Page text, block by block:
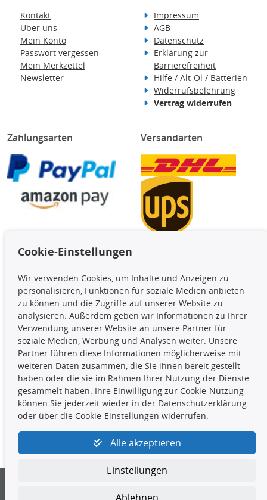
Kontakt
Über uns
Mein Konto
Passwort vergessen
Mein Merkzettel
Newsletter
Impressum
AGB
Datenschutz
Erklärung zur
Barrierefreiheit
Hilfe / Alt-Öl / Batterien
Widerrufsbelehrung
Vertrag widerrufen
Zahlungsarten Versandarten
Die hier angezeigten Daten,
insbesondere die gesamte Datenbank,
dürfen nicht kopiert werden. Es ist zu
unterlassen, die Daten oder die gesamte Datenbank ohne
vorherige Zustimmung TecDocs zu vervielfältigen, zu
verbreiten und/oder diese Handlungen durch Dritte ausführen
zu lassen. Ein Zuwiderhandeln stellt eine
Urheberrechtsverletzung dar und wird verfolgt.
Kontakt
kundenservice@4yourcar.de
Cookie-Einstellungen
Wir verwenden Cookies, um Inhalte und Anzeigen zu
personalisieren, Funktionen für soziale Medien anbieten
zu können und die Zugriffe auf unserer Website zu
analysieren. Außerdem geben wir Informationen zu Ihrer
Verwendung unserer Website an unsere Partner für
soziale Medien, Werbung und Analysen weiter. Unsere
Partner führen diese Informationen möglicherweise mit
weiteren Daten zusammen, die Sie ihnen bereit gestellt
haben oder die sie im Rahmen Ihrer Nutzung der Dienste
gesammelt haben. Ihre Einwilligung zur Cookie-Nutzung
können Sie jederzeit wieder in der Datenschutzerklärung
oder über die Cookie-Einstellungen widerrufen.
Alle akzeptieren
Einstellungen